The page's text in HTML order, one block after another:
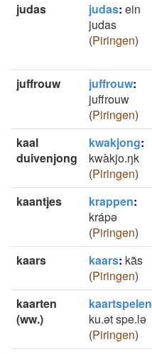
judas
judas: ein
judas
(Piringen)
juffrouw
juffrouw:
juffrouw
(Piringen)
kaal
duivenjong
kwakjong:
kwàkjo.ŋk
(Piringen)
kaantjes
krappen:
krápə
(Piringen)
kaars kaars: ka͂s
(Piringen)
kaarten
(ww.)
kaartspelen
ku.ət spe.lə
(Piringen)